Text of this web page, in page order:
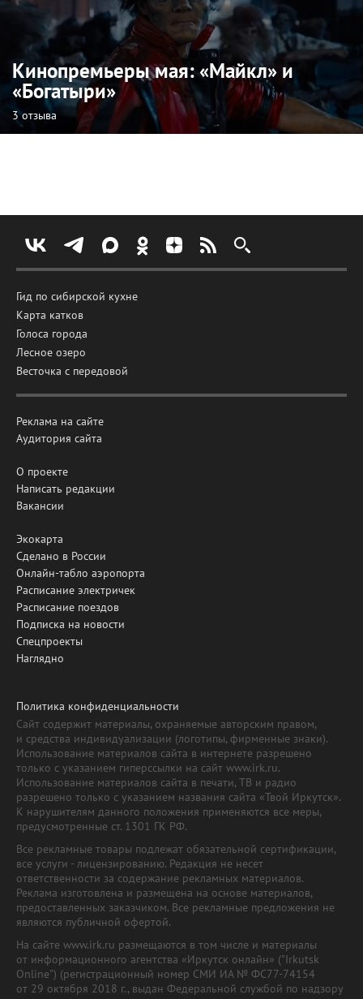
Кинопремьеры мая: «Майкл» и
«Богатыри»
3 отзыва
Гид по сибирской кухне
Карта катков
Голоса города
Лесное озеро
Весточка с передовой
Реклама на сайте
Аудитория сайта
О проекте
Написать редакции
Вакансии
Экокарта
Сделано в России
Онлайн-табло аэропорта
Расписание электричек
Расписание поездов
Подписка на новости
Спецпроекты
Наглядно
Политика конфиденциальности
Сайт содержит материалы, охраняемые авторским правом,
и средства индивидуализации (логотипы, фирменные знаки).
Использование материалов сайта в интернете разрешено
только с указанием гиперссылки на сайт www.irk.ru.
Использование материалов сайта в печати, ТВ и радио
разрешено только с указанием названия сайта «Твой Иркутск».
К нарушителям данного положения применяются все меры,
предусмотренные ст. 1301 ГК РФ.
Все рекламные товары подлежат обязательной сертификации,
все услуги - лицензированию. Редакция не несет
ответственности за содержание рекламных материалов.
Реклама изготовлена и размещена на основе материалов,
предоставленных заказчиком. Все рекламные предложения не
являются публичной офертой.
На сайте www.irk.ru размещаются в том числе и материалы
от информационного агентства «Иркутск онлайн» ("Irkutsk
Online") (регистрационный номер СМИ ИА № ФС77-74154
от 29 октября 2018 г., выдан Федеральной службой по надзору